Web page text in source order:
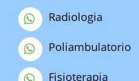
Radiologia
Poliambulatorio
Fisioterapia